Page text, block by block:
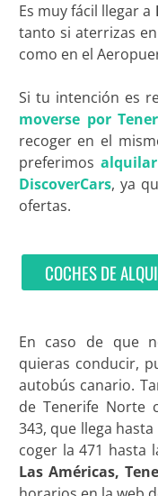
Es muy fácil llegar a
tanto si aterrizas
como en el
Si tu intención es
moverse por
recoger en el
preferimos
DiscoverCars, ya
ofertas.
COCHES DE
En caso de que
quieras conducir,
autobús canario.
de Tenerife Norte
343, que llega
coger la 471 hasta
Las Américas,